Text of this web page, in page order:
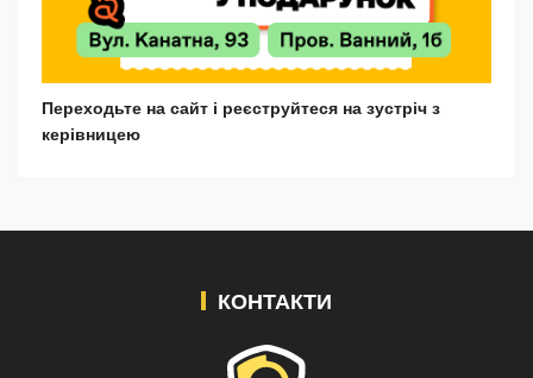
Переходьте на сайт і реєструйтеся на зустріч з
керівницею
КОНТАКТИ